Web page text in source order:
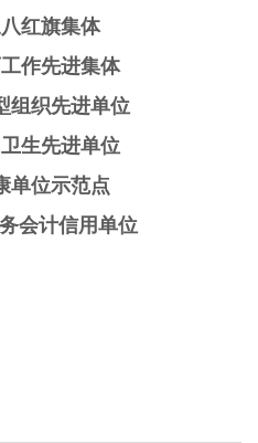
红旗集体
作先进集体
组织先进单位
生先进单位
单位示范点
会计信用单位